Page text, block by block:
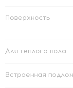
Поверхность
Для теплого пола
Встроенная